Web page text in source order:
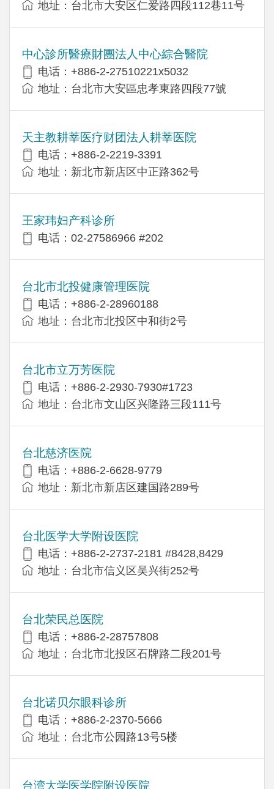
地址：台北市大安区仁爱路四段112巷11号
中心診所醫療財團法人中心綜合醫院
电话：+886-2-27510221x5032
地址：台北市大安區忠孝東路四段77號
天主教耕莘医疗财团法人耕莘医院
电话：+886-2-2219-3391
地址：新北市新店区中正路362号
王家玮妇产科诊所
电话：02-27586966 #202
台北市北投健康管理医院
电话：+886-2-28960188
地址：台北市北投区中和街2号
台北市立万芳医院
电话：+886-2-2930-7930#1723
地址：台北市文山区兴隆路三段111号
台北慈济医院
电话：+886-2-6628-9779
地址：新北市新店区建国路289号
台北医学大学附设医院
电话：+886-2-2737-2181 #8428,8429
地址：台北市信义区吴兴街252号
台北荣民总医院
电话：+886-2-28757808
地址：台北市北投区石牌路二段201号
台北诺贝尔眼科诊所
电话：+886-2-2370-5666
地址：台北市公园路13号5楼
台湾大学医学院附设医院